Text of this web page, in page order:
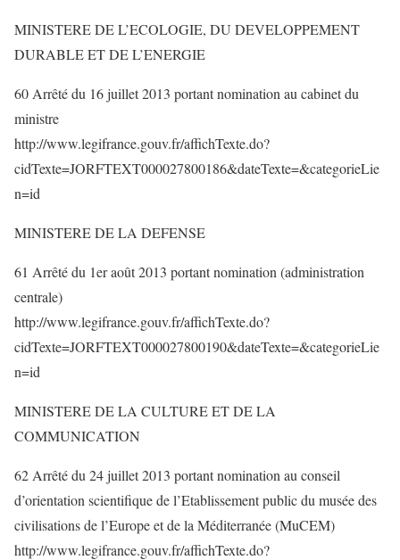
MINISTERE DE L’ECOLOGIE, DU DEVELOPPEMENT
DURABLE ET DE L’ENERGIE
60 Arrêté du 16 juillet 2013 portant nomination au cabinet du
ministre
http://www.legifrance.gouv.fr/affichTexte.do?
cidTexte=JORFTEXT000027800186&dateTexte=&categorieLie
n=id
MINISTERE DE LA DEFENSE
61 Arrêté du 1er août 2013 portant nomination (administration
centrale)
http://www.legifrance.gouv.fr/affichTexte.do?
cidTexte=JORFTEXT000027800190&dateTexte=&categorieLie
n=id
MINISTERE DE LA CULTURE ET DE LA
COMMUNICATION
62 Arrêté du 24 juillet 2013 portant nomination au conseil
d’orientation scientifique de l’Etablissement public du musée des
civilisations de l’Europe et de la Méditerranée (MuCEM)
http://www.legifrance.gouv.fr/affichTexte.do?